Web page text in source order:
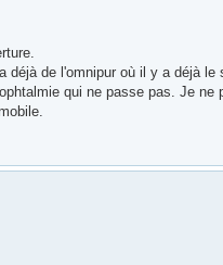
déjà de l'omnipur où il y a déjà
qui ne passe pas. Je